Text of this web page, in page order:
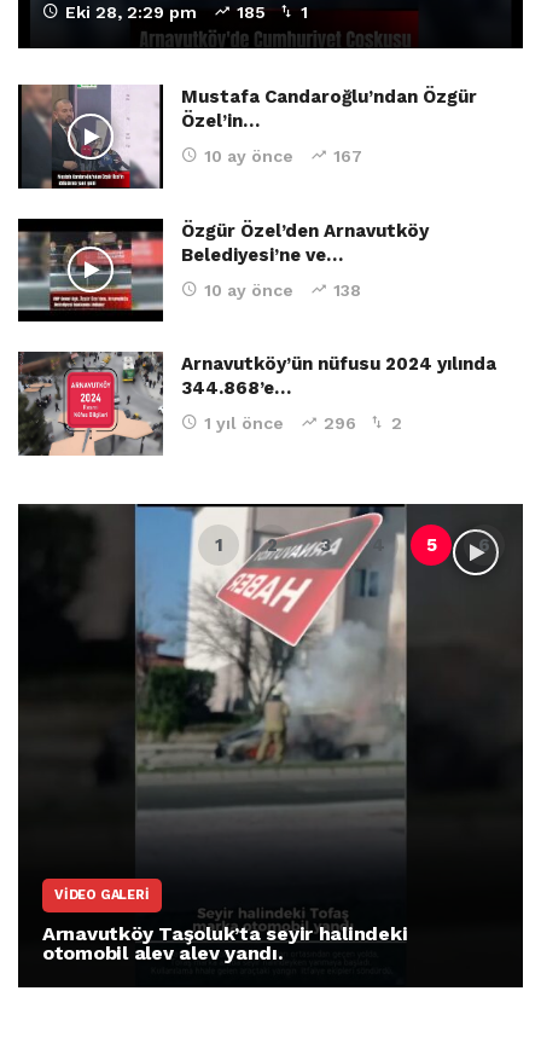
Eki 28, 2:29 pm 185 1
Mustafa Candaroğlu’ndan Özgür
Özel’in…
10 ay önce 167
Özgür Özel’den Arnavutköy
Belediyesi’ne ve…
10 ay önce 138
Arnavutköy’ün nüfusu 2024 yılında
344.868’e…
1 yıl önce 296 2
VIDEO GALERI
Arnavutköy Taşoluk’ta seyir halindeki
otomobil alev alev yandı.